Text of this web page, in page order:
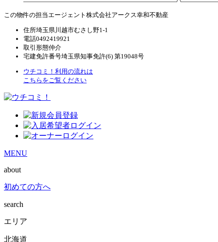
この物件の担当エージェント 株式会社アークス幸和不動産
住所埼玉県川越市むさし野1-1
電話0492419921
取引形態仲介
宅建免許番号埼玉県知事免許(6) 第19048号
ウチコミ！利用の流れは
こちらをご覧ください
MENU
about
初めての方へ
search
エリア
北海道